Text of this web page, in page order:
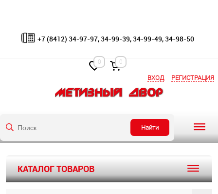
ВХОД РЕГИСТРАЦИЯ
Найти
+7 (8412) 34-97-97, 34-99-39, 34-99-49, 34-98-50
0 0
КАТАЛОГ ТОВАРОВ